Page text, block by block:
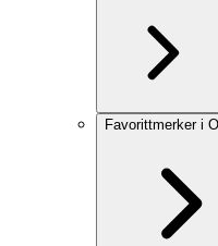
Favorittmerker i